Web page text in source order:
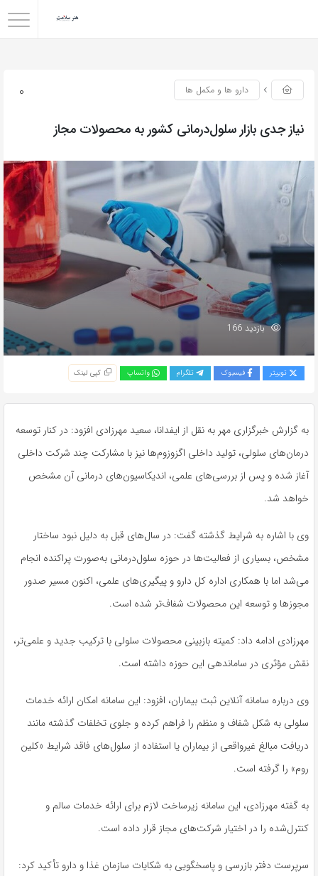
0 دارو ها و مکمل ها
نیاز جدی بازار سلول‌درمانی کشور به محصولات مجاز
بازدید 166
توییتر فیسبوک تلگرام واتساپ کپی لینک
به گزارش خبرگزاری مهر به نقل از ایفدانا، سعید مهرزادی افزود: در کنار توسعه
درمان‌های سلولی، تولید داخلی اگزوزوم‌ها نیز با مشارکت چند شرکت داخلی
آغاز شده و پس از بررسی‌های علمی، اندیکاسیون‌های درمانی آن مشخص
خواهد شد.
وی با اشاره به شرایط گذشته گفت: در سال‌های قبل به دلیل نبود ساختار
مشخص، بسیاری از فعالیت‌ها در حوزه سلول‌درمانی به‌صورت پراکنده انجام
می‌شد اما با همکاری اداره کل دارو و پیگیری‌های علمی، اکنون مسیر صدور
مجوزها و توسعه این محصولات شفاف‌تر شده است.
مهرزادی ادامه داد: کمیته بازبینی محصولات سلولی با ترکیب جدید و علمی‌تر،
نقش مؤثری در ساماندهی این حوزه داشته است.
وی درباره سامانه آنلاین ثبت بیماران، افزود: این سامانه امکان ارائه خدمات
سلولی به شکل شفاف و منظم را فراهم کرده و جلوی تخلفات گذشته مانند
دریافت مبالغ غیرواقعی از بیماران یا استفاده از سلول‌های فاقد شرایط «کلین
روم» را گرفته است.
به گفته مهرزادی، این سامانه زیرساخت لازم برای ارائه خدمات سالم و
کنترل‌شده را در اختیار شرکت‌های مجاز قرار داده است.
سرپرست دفتر بازرسی و پاسخگویی به شکایات سازمان غذا و دارو تأکید کرد: